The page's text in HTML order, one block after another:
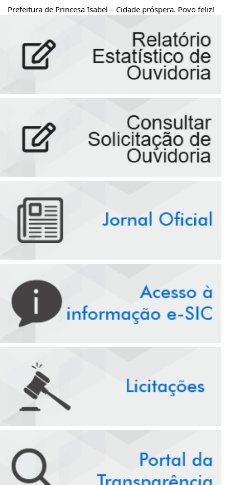
Prefeitura de Princesa Isabel – Cidade próspera. Povo feliz!